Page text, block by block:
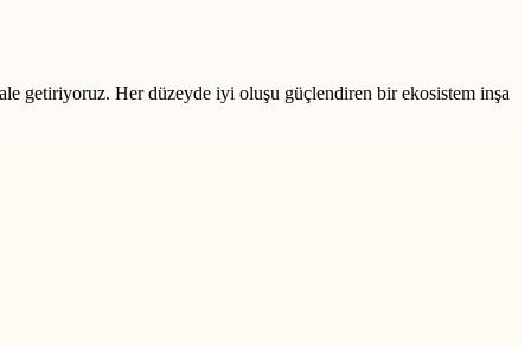
getiriyoruz. Her düzeyde iyi oluşu güçlendiren bir ekosistem inşa